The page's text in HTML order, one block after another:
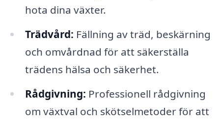
hota dina växter.
Trädvård: Fällning av träd, beskärning
och omvårdnad för att säkerställa
trädens hälsa och säkerhet.
Rådgivning: Professionell rådgivning
om växtval och skötselmetoder för att